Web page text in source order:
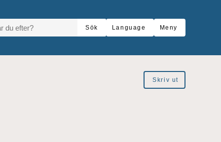
DU EFTER?
Sök
Language Meny
Skriv ut